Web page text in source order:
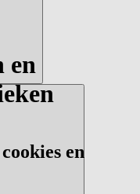
en
en